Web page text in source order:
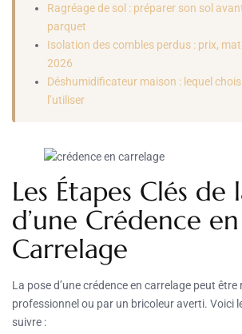
Ragréage de sol : préparer son sol
parquet
Isolation des combles perdus : prix,
2026
Déshumidificateur maison : lequel
l’utiliser
Les Étapes Clés de
d’une Crédence en
Carrelage
La pose d’une crédence en carrelage peut être
professionnel ou par un bricoleur averti. Voici
suivre :